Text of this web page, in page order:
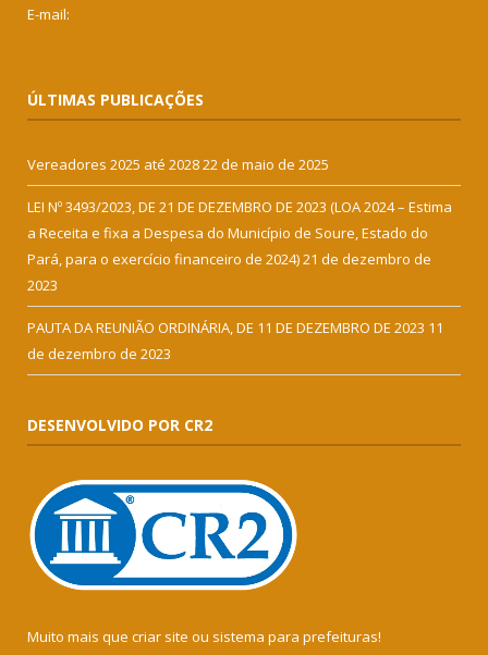
E-mail:
ÚLTIMAS PUBLICAÇÕES
Vereadores 2025 até 202822 de maio de 2025
LEI Nº 3493/2023, DE 21 DE DEZEMBRO DE 2023 (LOA 2024 – Estima
a Receita e fixa a Despesa do Município de Soure, Estado do
Pará, para o exercício financeiro de 2024)21 de dezembro de
2023
PAUTA DA REUNIÃO ORDINÁRIA, DE 11 DE DEZEMBRO DE 2023 11
de dezembro de 2023
DESENVOLVIDO POR CR2
Muito mais que criar site ou sistema para prefeituras!